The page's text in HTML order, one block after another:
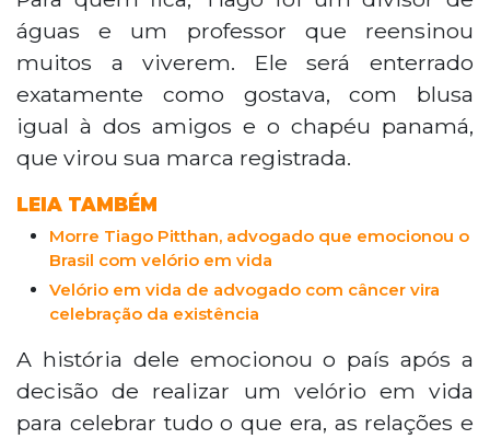
águas e um professor que reensinou
muitos a viverem. Ele será enterrado
exatamente como gostava, com blusa
igual à dos amigos e o chapéu panamá,
que virou sua marca registrada.
LEIA TAMBÉM
Morre Tiago Pitthan, advogado que emocionou o
Brasil com velório em vida
Velório em vida de advogado com câncer vira
celebração da existência
A história dele emocionou o país após a
decisão de realizar um velório em vida
para celebrar tudo o que era, as relações e